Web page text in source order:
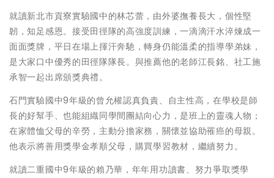
就讀新北市貢寮實驗國中的林芯蕾，由外婆撫養長大，個性堅
韌，知足感恩。接受田徑隊的高強度訓練，一滴滴汗水淬煉成一
面面獎牌，平日在場上揮汗奔馳，轉身仍能溫柔的指導學弟妹，
是大家口中優秀的田徑隊隊長。與推薦他的老師江長銘、社工施
承智一起出席頒獎典禮。
石門實驗國中9年級的曾允權認真負責、自主性高，在學校是師
長的好幫手、也能組織同學間團結向心力，是班上的靈魂人物；
在家體恤父母的辛勞，主動分擔家務，關懷並協助罹癌的母親。
他表示將善用獎學金孝順父母，購買學習教材，繼續努力。
就讀二重國中9年級的賴乃華，年年用功讀書、努力爭取獎學